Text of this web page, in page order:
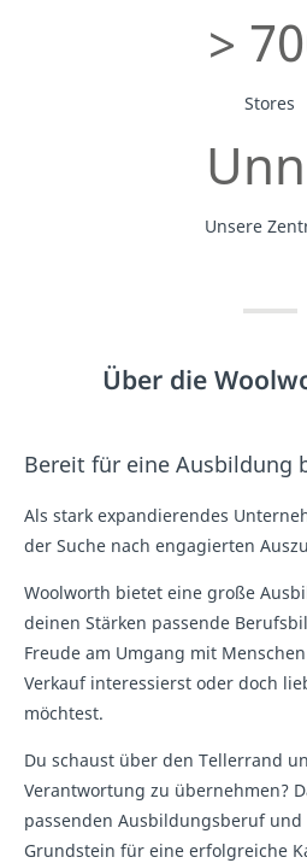
>
Stores
Unsere
Über die
Bereit für eine Ausbildung
Als stark expandierendes
der Suche nach engagierten
Woolworth bietet eine große
deinen Stärken passende
Freude am Umgang mit
Verkauf interessierst oder doch
möchtest.
Du schaust über den Tellerrand
Verantwortung zu übernehmen?
passenden Ausbildungsberuf
Grundstein für eine erfolgreiche